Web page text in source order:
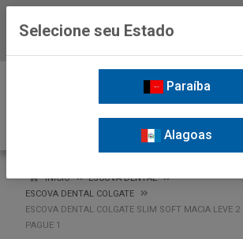
INÍCIO
ESCOVA DENTAL
ESCOVA DENTAL COLGATE
ESCOVA DENTAL COLGATE SLIM SOFT MACIA LEVE 2
PAGUE 1
Selecione seu Estado
Paraíba
Alagoas